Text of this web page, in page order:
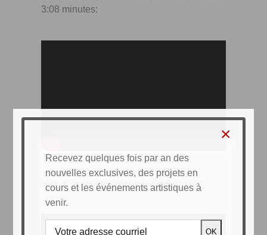
3:08 minutes:
Une vidéo promotionnelle pour le projet.
Recevez quelques fois par an des
nouvelles exclusives, des projets en
cours et les événements artistiques à
venir.
×